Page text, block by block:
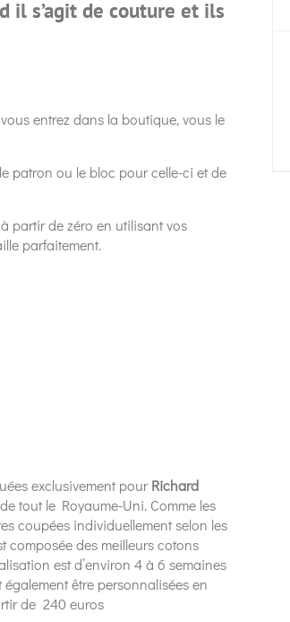
il s’agit de couture et ils
entrez dans la boutique, vous le
patron ou le bloc pour celle-ci et de
partir de zéro en utilisant vos
parfaitement.
exclusivement pourRichard
tout le Royaume-Uni. Comme les
coupées individuellement selon les
composée des meilleurs cotons
est d’environ 4 à 6 semaines
être personnalisées en
de 240 euros